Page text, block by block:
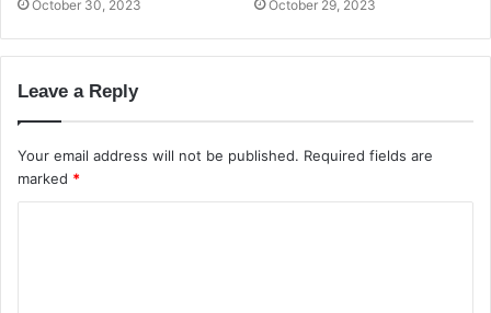
*Πυκνώνουν οι γραμμές αστικής και δημοτικής
October 30, 2023 October 29, 2023
Leave a Reply
Your email address will not be published. Required fields are
marked *